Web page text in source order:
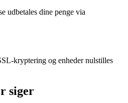
udbetales dine penge via
kryptering og enheder nulstilles
siger